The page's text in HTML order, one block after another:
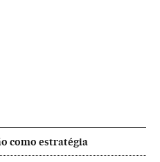
como estratégia